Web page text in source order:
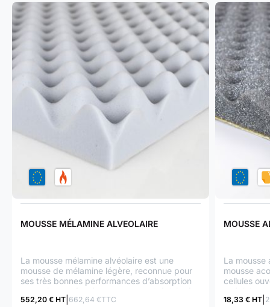
MOUSSE MÉLAMINE ALVEOLAIRE
La mousse mélamine alvéolaire est une
mousse de mélamine légère, reconnue pour
ses très bonnes performances d’absorption
acoustique grâce à sa structure alvéolaire à
cellules ouvertes. Elle bénéficie d’un
552,20 € HT 662,64 €TTC
MOUSSE
La mousse
mousse
cellules
sonore , la
18,33 € HT